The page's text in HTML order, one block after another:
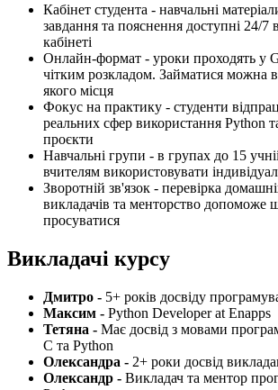
Кабінет студента - навчальні
завдання та пояснення доступні 24/7
кабінеті
Онлайн-формат - уроки проходять у
чітким розкладом. Займатися можна
якого місця
Фокус на практику - студенти
реальних сфер використання Python
проєкти
Навчальні групи - в групах до 15
вчителям використовувати
Зворотній зв'язок - перевірка
викладачів та менторство допоможе
просуватися
Викладачі курсу
Дмитро - 5+ років досвіду
Максим - Python Developer at Enapps
Тетяна - Має досвід з мовами
C та Python
Олександра - 2+ роки досвід
Олександр - Викладач та ментор